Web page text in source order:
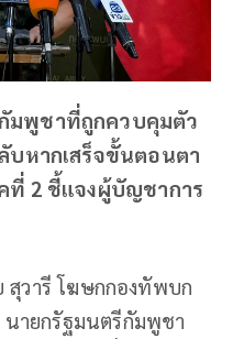
มพูชาที่ถูกควบคุมตัว
บหากเสร็จขั้นตอนตา
ที่ 2 ชี้แจงผู้บัญชาการ
สุวารี โฆษกกองทัพบก
นายกรัฐมนตรีกัมพูชา